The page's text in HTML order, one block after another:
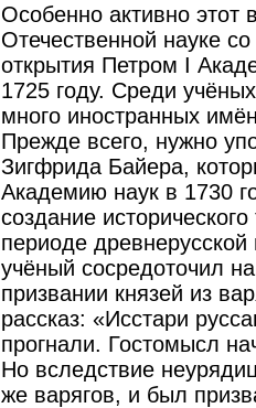
Особенно активно этот
Отечественной науке
открытия Петром I
1725 году. Среди
много иностранных
Прежде всего, нужно
Зигфрида Байера,
Академию наук в 1730
создание
периоде
учёный сосредоточил
призвании князей из
рассказ: «Исстари
прогнали. Гостомысл
Но вследствие
же варягов, и был